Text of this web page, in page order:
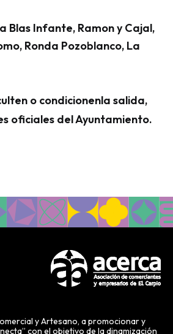
Blas Infante, Ramon y Cajal,
Ronda Pozoblanco, La
o condicionenla salida,
oficiales del Ayuntamiento.
y Artesano, a promocionar y
con el objetivo de la dinamización